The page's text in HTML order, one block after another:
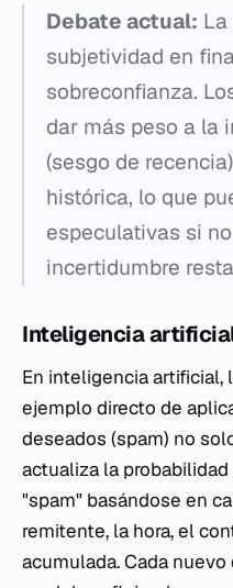
Debate actual:
subjetividad en
sobreconfianza.
dar más peso a la
(sesgo de
histórica, lo que
especulativas si
incertidumbre
Inteligencia
En inteligencia artificial,
ejemplo directo de
deseados (spam) no
actualiza la
"spam" basándose en
remitente, la hora, el
acumulada. Cada